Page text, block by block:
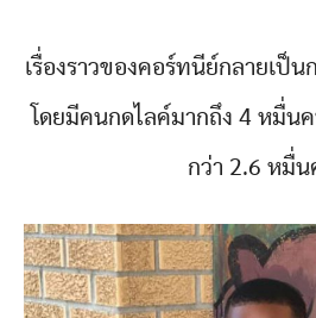
เรื่องราวของคอร์ทนีย์กลายเป็
โดยมีคนกดไลค์มากถึง 4 หมื่น
กว่า 2.6 หมื่น